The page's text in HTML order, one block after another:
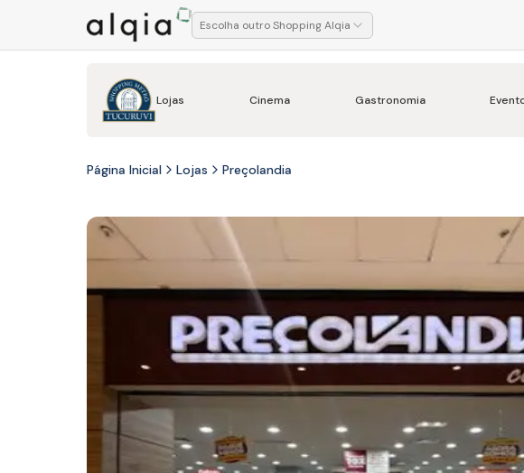
Escolha outro Shopping Alqia
Lojas Cinema Gastronomia
Página Inicial Lojas Preçolandia